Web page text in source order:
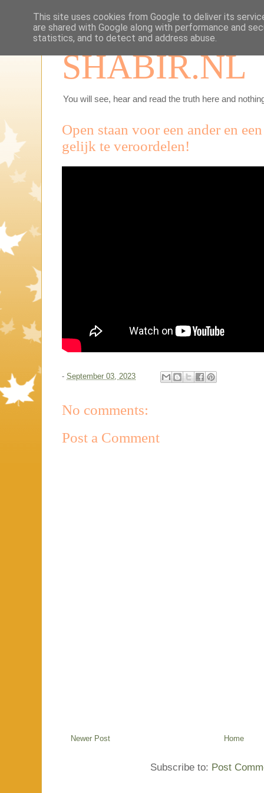
SHABIR.NL
You will see, hear and read the truth here and
Open staan voor een ander en
gelijk te veroordelen!
- September 03, 2023
No comments:
Post a Comment
Newer Post Home
Subscribe to: Post
This site uses cookies from Google to deliver its
are shared with Google along with performance and
statistics, and to detect and address abuse.